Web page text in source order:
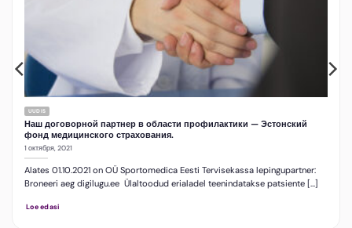
UUDIS
Наш договорной партнер в области профилактики — Эстонский
фонд медицинского страхования.
1 октября, 2021
Alates 01.10.2021 on OÜ Sportomedica Eesti Tervisekassa lepingupartner:
Broneeri aeg digilugu.ee Ülaltoodud erialadel teenindatakse patsiente [...]
Loe edasi